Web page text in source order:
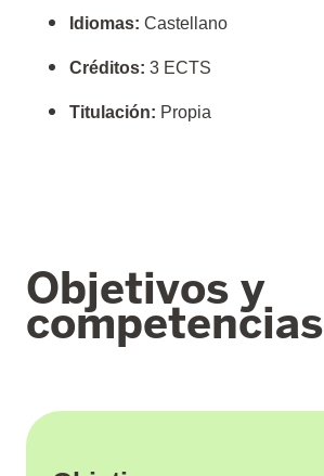
Idiomas: Castellano
Créditos: 3 ECTS
Titulación: Propia
Objetivos y
competencias